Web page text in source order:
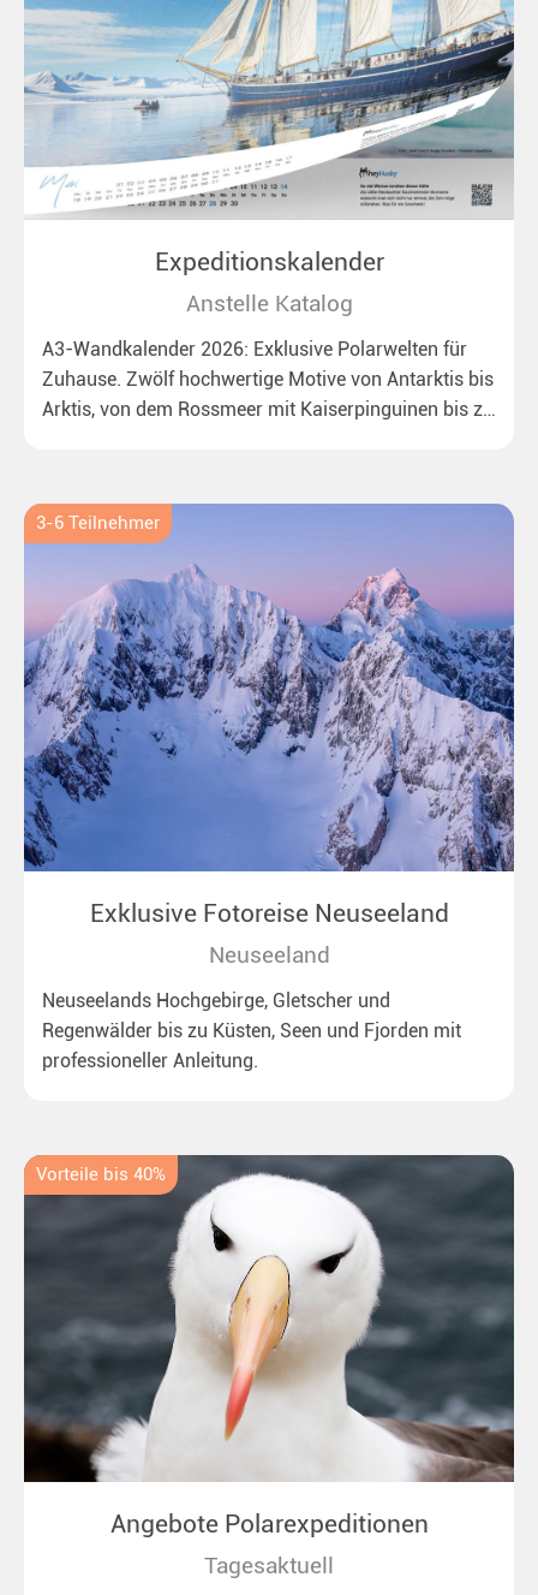
Expeditionskalender
Anstelle Katalog
A3-Wandkalender 2026: Exklusive Polarwelten für
Zuhause. Zwölf hochwertige Motive von Antarktis bis
Arktis, von dem Rossmeer mit Kaiserpinguinen bis zu
3-6 Teilnehmer
Exklusive Fotoreise Neuseeland
Neuseeland
Neuseelands Hochgebirge, Gletscher und
Regenwälder bis zu Küsten, Seen und Fjorden mit
professioneller Anleitung.
Vorteile bis 40%
Angebote Polarexpeditionen
Tagesaktuell